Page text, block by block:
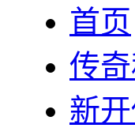
首页
传
新